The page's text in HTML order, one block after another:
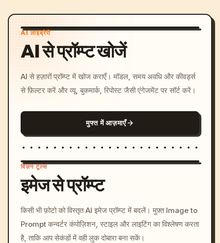
AI लाइब्रेरी
AI से प्रॉम्प्ट खोजें
AI से हज़ारों प्रॉम्प्ट में खोज कराएँ। मॉडल, समय अवधि और कीवर्ड्स
से फ़िल्टर करें और व्यू, बुकमार्क, रिपोस्ट जैसी एंगेजमेंट पर सॉर्ट करें।
मुफ्त में आज़माएँ
c, cyberpunk sunset, neon
colors, 8k --v 6.0
विज़न टूल्स
इमेज से प्रॉम्प्ट
किसी भी फ़ोटो को विस्तृत AI इमेज प्रॉम्प्ट में बदलें। मुफ़्त Image to
Prompt कन्वर्टर कंपोज़िशन, स्टाइल और लाइटिंग का विश्लेषण करता
है, ताकि आप सेकंडों में वही लुक दोबारा बना सकें।